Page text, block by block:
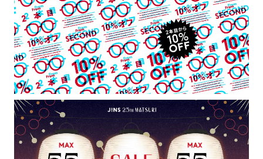
カラーレンズ：トレンドカラー
コンシーラーカラー
コンシーラーカラーUVダブルカット
チークカラー
偏光レンズ
アクティブレンズ
UVダブルカットレンズ
JINS VIOLET+
ミラーレンズ